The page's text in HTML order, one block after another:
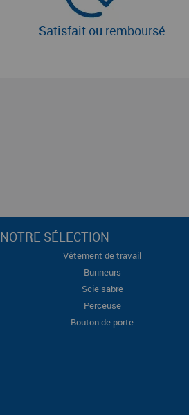
Satisfait ou remboursé
NOTRE SÉLECTION
Vêtement de travail
Burineurs
Scie sabre
Perceuse
Bouton de porte